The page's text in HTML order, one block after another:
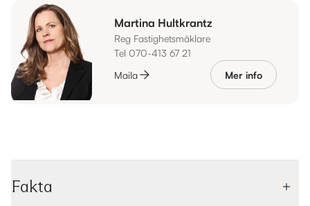
Martina Hultkrantz
Reg Fastighetsmäklare
Tel 070-413 67 21
Maila
Mer info
Fakta